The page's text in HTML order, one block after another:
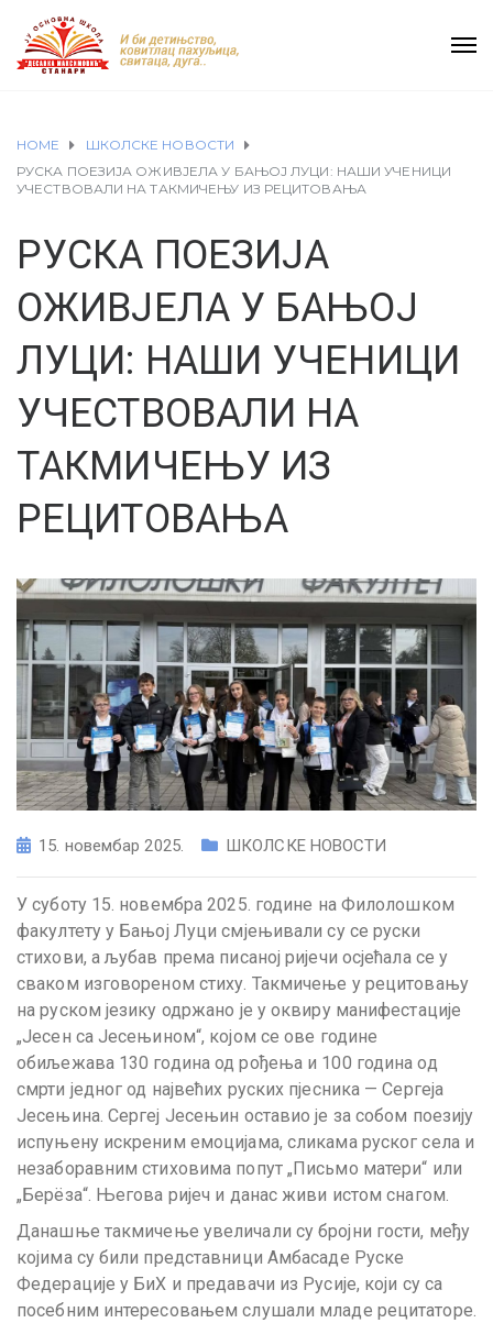
HOME
ШКОЛСКЕ НОВОСТИ
РУСКА ПОЕЗИЈА ОЖИВЈЕЛА У БАЊОЈ ЛУЦИ: НАШИ УЧЕНИЦИ
УЧЕСТВОВАЛИ НА ТАКМИЧЕЊУ ИЗ РЕЦИТОВАЊА
РУСКА ПОЕЗИЈА
ОЖИВЈЕЛА У БАЊОЈ
ЛУЦИ: НАШИ УЧЕНИЦИ
УЧЕСТВОВАЛИ НА
ТАКМИЧЕЊУ ИЗ
РЕЦИТОВАЊА
15. новембар 2025. ШКОЛСКЕ НОВОСТИ
У суботу 15. новембра 2025. године на Филолошком
факултету у Бањој Луци смјењивали су се руски
стихови, а љубав према писаној ријечи осјећала се у
сваком изговореном стиху. Такмичење у рецитовању
на руском језику одржано је у оквиру манифестације
„Јесен са Јесењином“, којом се ове године
обиљежава 130 година од рођења и 100 година од
смрти једног од највећих руских пјесника — Сергеја
Јесењина. Сергеј Јесењин оставио је за собом поезију
испуњену искреним емоцијама, сликама руског села и
незаборавним стиховима попут „Письмо матери“ или
„Берёза“. Његова ријеч и данас живи истом снагом.
Данашње такмичење увеличали су бројни гости, међу
којима су били представници Амбасаде Руске
Федерације у БиХ и предавачи из Русије, који су са
посебним интересовањем слушали младе рецитаторе.